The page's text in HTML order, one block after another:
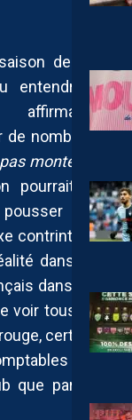
de l’
entendre à
de nombreux
monter en
pourrait se
des
contrintuitif,
dans les
dans son
voir tous les
certains
plus
que par les